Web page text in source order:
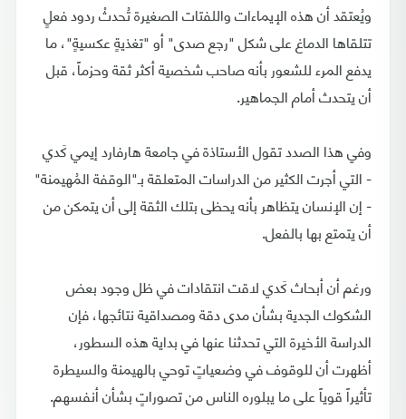
ويُعتقد أن هذه الإيماءات واللفتات الصغيرة تُحدثْ ردود فعلٍ
تتلقاها الدماغ على شكل "رجع صدى" أو "تغذيةٍ عكسيةٍ"، ما
يدفع المرء للشعور بأنه صاحب شخصية أكثر ثقة وحزماً، قبل
أن يتحدث أمام الجماهير.
وفي هذا الصدد تقول الأستاذة في جامعة هارفارد إيمي كَدي
- التي أجرت الكثير من الدراسات المتعلقة بـ"الوقفة المُهيمنة"
- إن الإنسان يتظاهر بأنه يحظى بتلك الثقة إلى أن يتمكن من
أن يتمتع بها بالفعل.
ورغم أن أبحاث كَدي لاقت انتقادات في ظل وجود بعض
الشكوك الجدية بشأن مدى دقة ومصداقية نتائجها، فإن
الدراسة الأخيرة التي تحدثنا عنها في بداية هذه السطور،
أظهرت أن للوقوف في وضعياتٍ توحي بالهيمنة والسيطرة
تأثيراً قوياً على ما يبلوره الناس من تصوراتٍ بشأن أنفسهم.